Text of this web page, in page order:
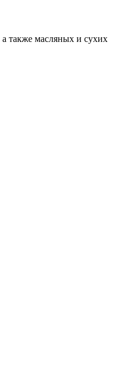
также масляных и сухих